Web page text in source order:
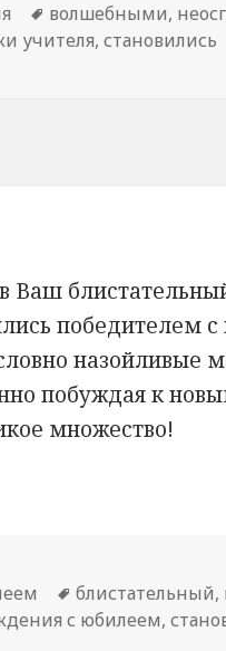
Метки
волшебными,
учителя,становились
Ваш
победителем
назойливые
побуждая к
множество!
Метки
блистательный,
с юбилеем,